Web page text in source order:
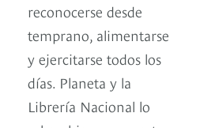
reconocerse desde
temprano, alimentarse
y ejercitarse todos los
días. Planeta y la
Librería Nacional lo